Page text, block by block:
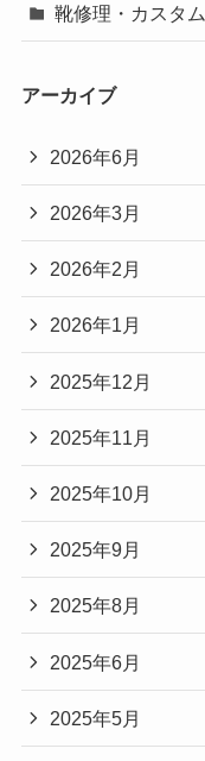
靴修理・カスタム
アーカイブ
2026年6月
2026年3月
2026年2月
2026年1月
2025年12月
2025年11月
2025年10月
2025年9月
2025年8月
2025年6月
2025年5月